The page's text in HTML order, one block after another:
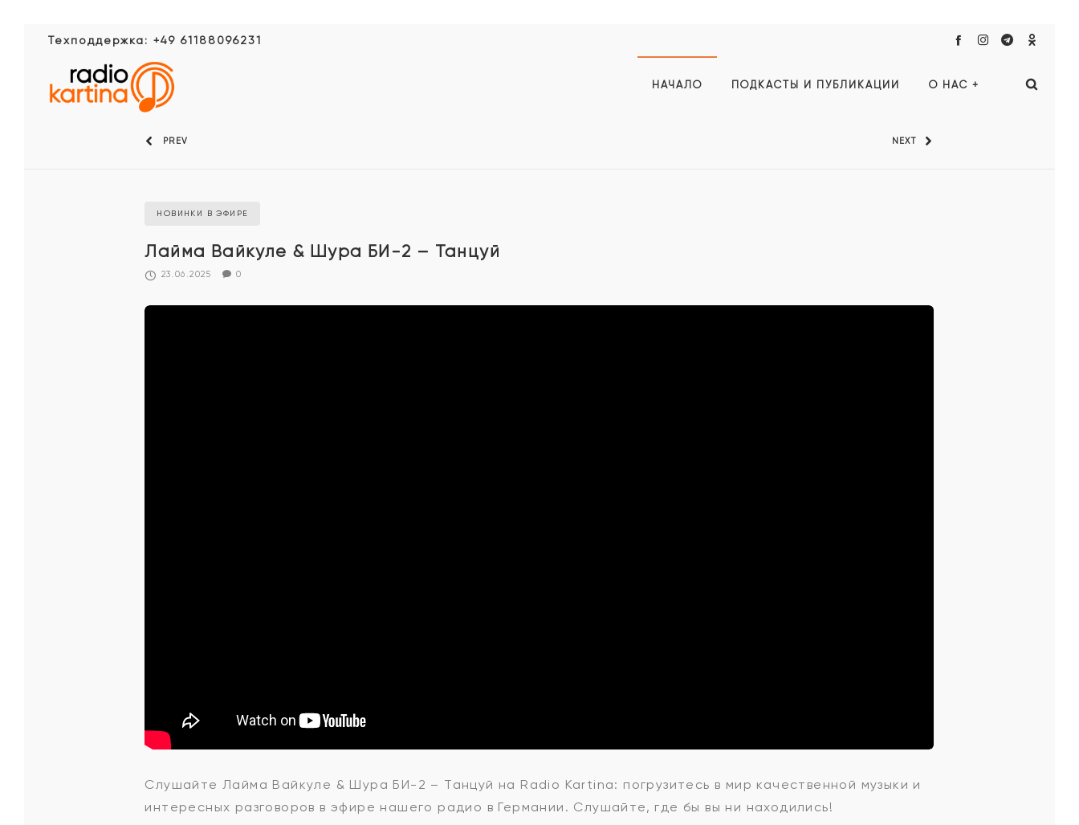
Техподдержка: +49 61188096231
НАЧАЛО ПОДКАСТЫ И ПУБЛИКАЦИИ О НАС +
PREV NEXT
НОВИНКИ В ЭФИРЕ
Лайма Вайкуле & Шура БИ-2 – Танцуй
23.06.2025 0
Лайма
Слушайте Лайма Вайкуле & Шура БИ-2 – Танцуй на Radio Kartina: погрузитесь в мир качественной музыки и
интересных разговоров в эфире нашего радио в Германии. Слушайте, где бы вы ни находились!